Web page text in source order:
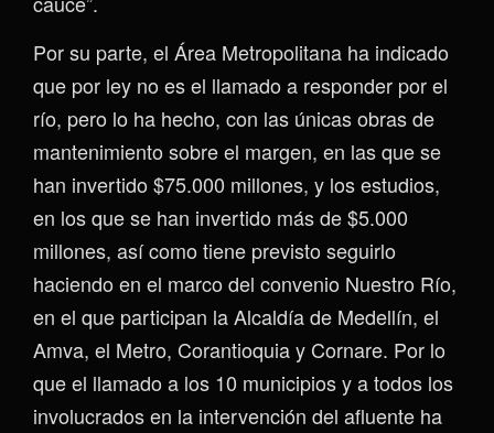
Por su parte, el Área Metropolitana ha indicado
que por ley no es el llamado a responder por el
río, pero lo ha hecho, con las únicas obras de
mantenimiento sobre el margen, en las que se
han invertido $75.000 millones, y los estudios,
en los que se han invertido más de $5.000
millones, así como tiene previsto seguirlo
haciendo en el marco del convenio Nuestro Río,
en el que participan la Alcaldía de Medellín, el
Amva, el Metro, Corantioquia y Cornare. Por lo
que el llamado a los 10 municipios y a todos los
involucrados en la intervención del afluente ha